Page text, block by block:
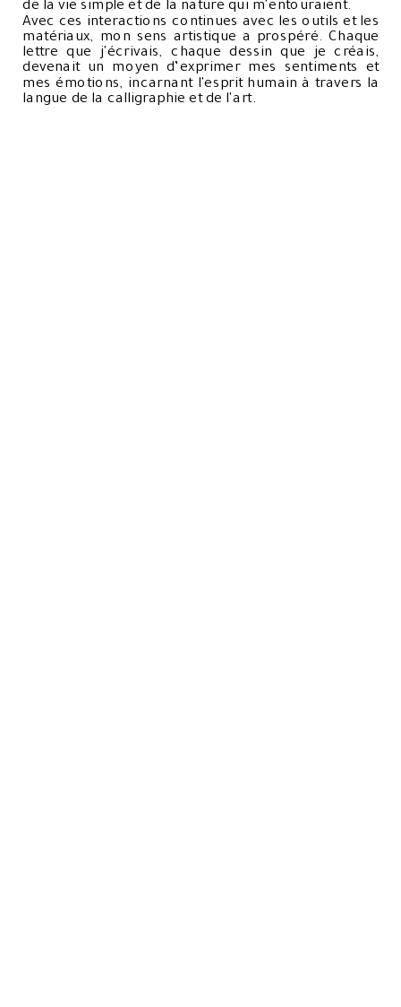
de la vie simple et de la nature qui m'entouraient.
Avec ces interactions continues avec les outils et les
matériaux, mon sens artistique a prospéré. Chaque
lettre que j'écrivais, chaque dessin que je créais,
devenait un moyen d’exprimer mes sentiments et
mes émotions, incarnant l'esprit humain à travers la
langue de la calligraphie et de l'art.